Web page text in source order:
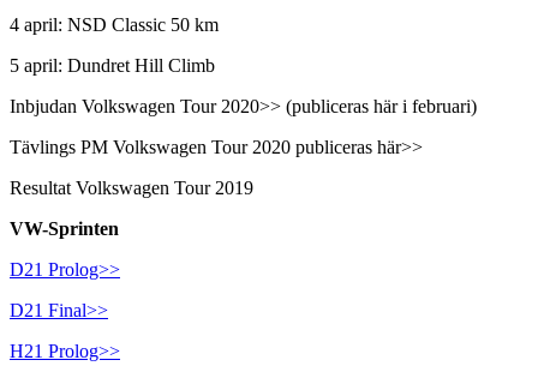
4 april: NSD Classic 50 km
5 april: Dundret Hill Climb
Inbjudan Volkswagen Tour 2020>> (publiceras här i februari)
Tävlings PM Volkswagen Tour 2020 publiceras här>>
Resultat Volkswagen Tour 2019
VW-Sprinten
D21 Prolog>>
D21 Final>>
H21 Prolog>>